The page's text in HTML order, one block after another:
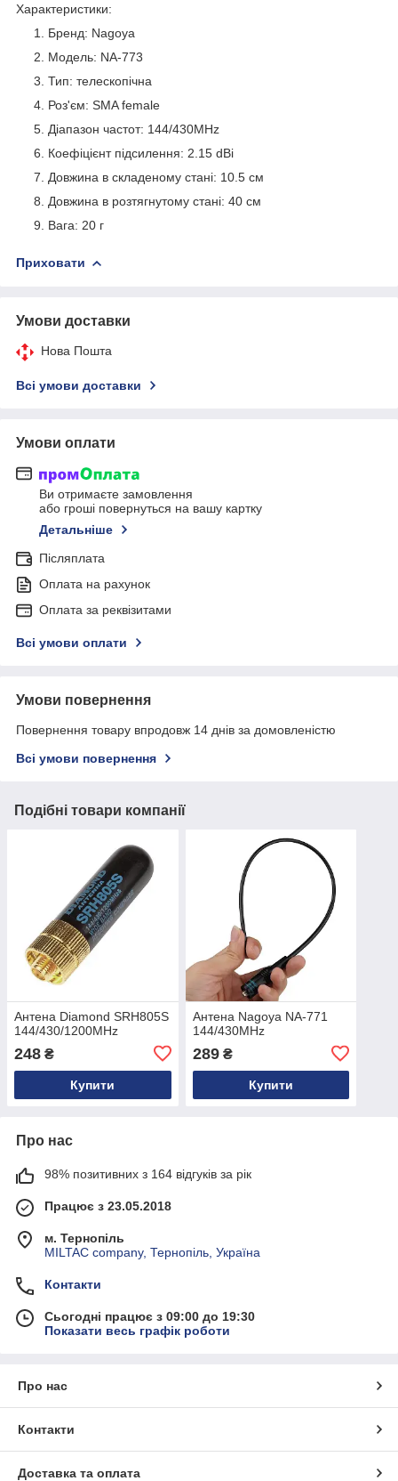
Характеристики:
Бренд: Nagoya
Модель: NA-773
Тип: телескопічна
Роз'єм: SMA female
Діапазон частот: 144/430MHz
Коефіцієнт підсилення: 2.15 dBi
Довжина в складеному стані: 10.5 см
Довжина в розтягнутому стані: 40 см
Вага: 20 г
Приховати
Умови доставки
Нова Пошта
Всі умови доставки
Умови оплати
Ви отримаєте замовлення
або гроші повернуться на вашу картку
Детальніше
Післяплата
Оплата на рахунок
Оплата за реквізитами
Всі умови оплати
Умови повернення
Повернення товару впродовж 14 днів за домовленістю
Всі умови повернення
Подібні товари компанії
Антена Diamond SRH805S
144/430/1200MHz
248 ₴
Купити
Антена Nagoya NA-771
144/430MHz
289₴
Купити
Про нас
98% позитивних з 164 відгуків за рік
Працює з 23.05.2018
м. Тернопіль
MILTAC company, Тернопіль, Україна
Контакти
Сьогодні працює з 09:00 до 19:30
Показати весь графік роботи
Про нас
Контакти
Доставка та оплата